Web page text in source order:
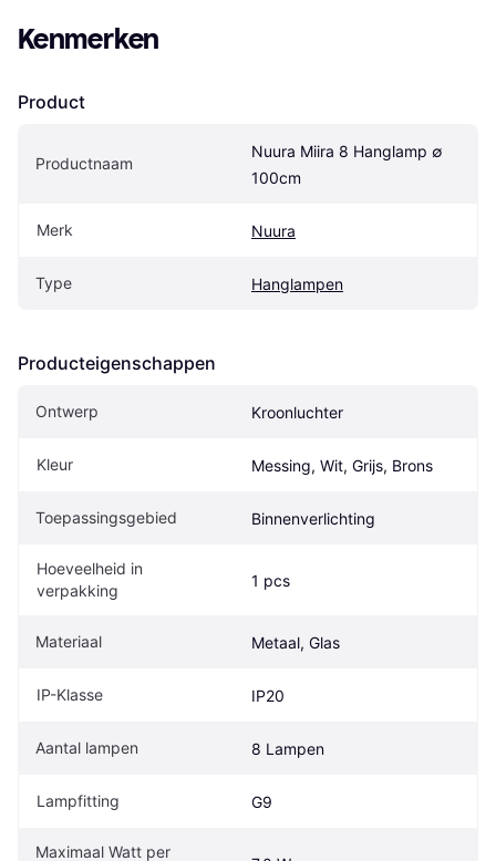
Kenmerken
Product
Productnaam
Nuura Miira 8 Hanglamp ∅
100cm
Merk Nuura
Type Hanglampen
Producteigenschappen
Ontwerp Kroonluchter
Kleur Messing, Wit, Grijs, Brons
Toepassingsgebied Binnenverlichting
Hoeveelheid in
verpakking
1 pcs
Materiaal Metaal, Glas
IP-Klasse IP20
Aantal lampen 8 Lampen
Lampfitting G9
Maximaal Watt per